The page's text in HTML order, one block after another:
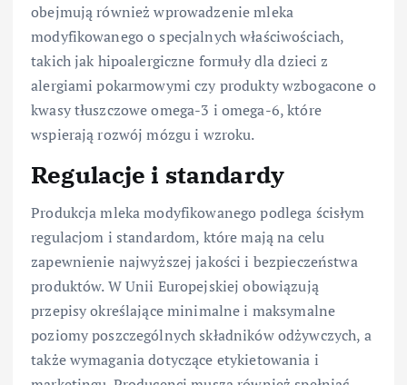
obejmują również wprowadzenie mleka
modyfikowanego o specjalnych właściwościach,
takich jak hipoalergiczne formuły dla dzieci z
alergiami pokarmowymi czy produkty wzbogacone o
kwasy tłuszczowe omega-3 i omega-6, które
wspierają rozwój mózgu i wzroku.
Regulacje i standardy
Produkcja mleka modyfikowanego podlega ścisłym
regulacjom i standardom, które mają na celu
zapewnienie najwyższej jakości i bezpieczeństwa
produktów. W Unii Europejskiej obowiązują
przepisy określające minimalne i maksymalne
poziomy poszczególnych składników odżywczych, a
także wymagania dotyczące etykietowania i